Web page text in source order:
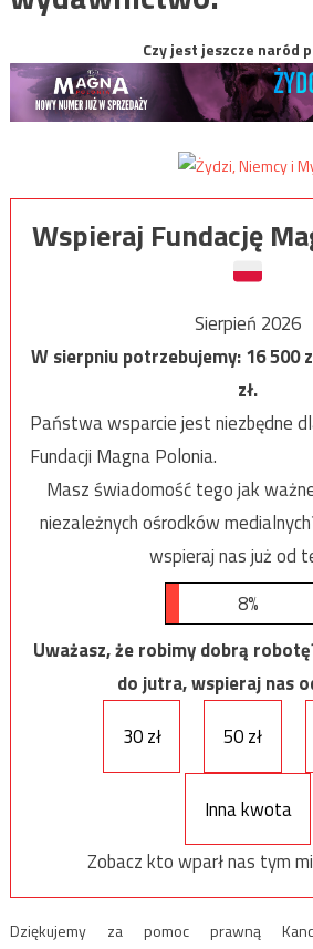
Czy jest jeszcze naród
Wspieraj Fundację
Sierpień 2026
W sierpniu potrzebujemy:16 500
zł.
Państwa wsparcie jest niezbędne
Fundacji Magna Polonia.
Masz świadomość tego jak
niezależnych ośrodków
wspieraj nas już od
8%
Uważasz, że robimy dobrą
do jutra, wspieraj nas
30 zł
50 zł
Inna kwota
Zobacz kto wparł nas tym
Dziękujemy za pomoc prawną